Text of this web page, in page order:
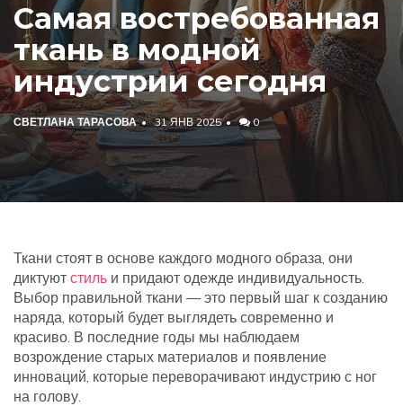
Самая востребованная
ткань в модной
индустрии сегодня
СВЕТЛАНА ТАРАСОВА 31 ЯНВ 2025 0
Ткани стоят в основе каждого модного образа, они
диктуют стиль и придают одежде индивидуальность.
Выбор правильной ткани — это первый шаг к созданию
наряда, который будет выглядеть современно и
красиво. В последние годы мы наблюдаем
возрождение старых материалов и появление
инноваций, которые переворачивают индустрию с ног
на голову.